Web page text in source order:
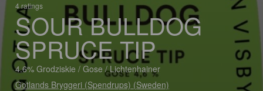
4 ratings
SOUR BULLDOG
SPRUCE TIP
4.6% Grodziskie / Gose / Lichtenhainer
Gotlands Bryggeri (Spendrups) (Sweden)